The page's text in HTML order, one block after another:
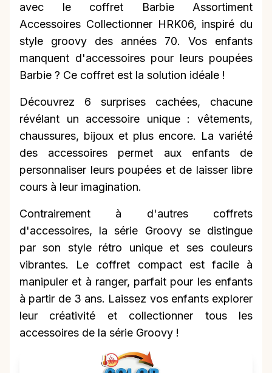
avec le coffret Barbie Assortiment
Accessoires Collectionner HRK06, inspiré du
style groovy des années 70. Vos enfants
manquent d'accessoires pour leurs poupées
Barbie ? Ce coffret est la solution idéale !
Découvrez 6 surprises cachées, chacune
révélant un accessoire unique : vêtements,
chaussures, bijoux et plus encore. La variété
des accessoires permet aux enfants de
personnaliser leurs poupées et de laisser libre
cours à leur imagination.
Contrairement à d'autres coffrets
d'accessoires, la série Groovy se distingue
par son style rétro unique et ses couleurs
vibrantes. Le coffret compact est facile à
manipuler et à ranger, parfait pour les enfants
à partir de 3 ans. Laissez vos enfants explorer
leur créativité et collectionner tous les
accessoires de la série Groovy !